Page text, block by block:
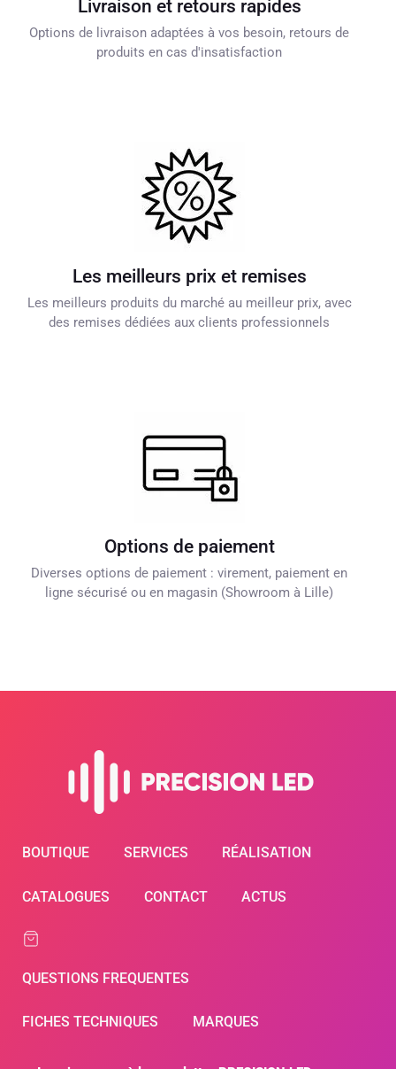
Livraison et retours rapides
Options de livraison adaptées à vos besoin, retours de
produits en cas d'insatisfaction
Les meilleurs prix et remises
Les meilleurs produits du marché au meilleur prix, avec
des remises dédiées aux clients professionnels
Options de paiement
Diverses options de paiement : virement, paiement en
ligne sécurisé ou en magasin (Showroom à Lille)
BOUTIQUE SERVICES RÉALISATION
CATALOGUES CONTACT ACTUS
QUESTIONS FREQUENTES
FICHES TECHNIQUES MARQUES